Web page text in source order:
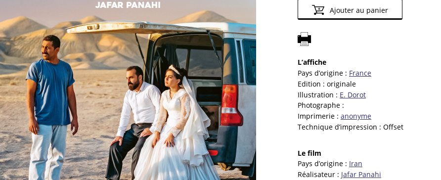
Ajouter au panier
L’affiche
Pays d’origine : France
Edition : originale
Illustration : E. Dorot
Photographe :
Imprimerie : anonyme
Technique d’impression : Offset
Le film
Pays d’origine : Iran
Réalisateur : Jafar Panahi